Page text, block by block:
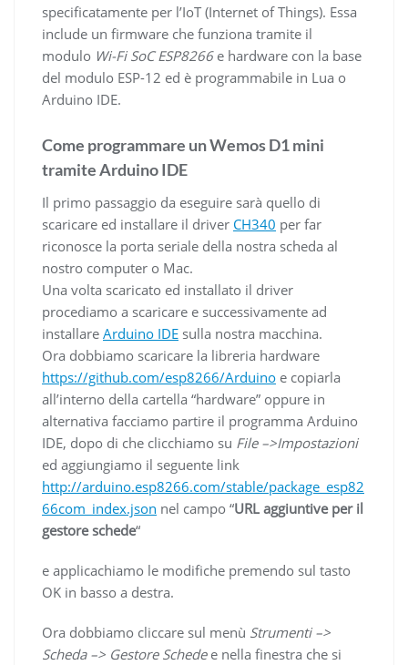
specificatamente per l’IoT (Internet of Things). Essa
include un firmware che funziona tramite il
modulo Wi-Fi SoC ESP8266e hardware con la base
del modulo ESP-12 ed è programmabile in Lua o
Arduino IDE.
Come programmare un Wemos D1 mini
tramite Arduino IDE
Il primo passaggio da eseguire sarà quello di
scaricare ed installare il driver CH340 per far
riconosce la porta seriale della nostra scheda al
nostro computer o Mac.
Una volta scaricato ed installato il driver
procediamo a scaricare e successivamente ad
installare Arduino IDE sulla nostra macchina.
Ora dobbiamo scaricare la libreria hardware
https://github.com/esp8266/Arduino e copiarla
all’interno della cartella “hardware” oppure in
alternativa facciamo partire il programma Arduino
IDE, dopo di che clicchiamo su File –>Impostazioni
ed aggiungiamo il seguente link
http://arduino.esp8266.com/stable/package_esp82
66com_index.json nel campo “URL aggiuntive per il
gestore schede“
e applicachiamo le modifiche premendo sul tasto
OK in basso a destra.
Ora dobbiamo cliccare sul menù Strumenti –>
Scheda –> Gestore Schedee nella finestra che si